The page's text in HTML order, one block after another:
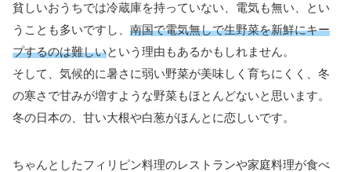
貧しいおうちでは冷蔵庫を持っていない、電気も無い、とい
うことも多いですし、 南国で電気無しで生野菜を新鮮にキー
プするのは難しいという理由もあるかもしれません。
そして、気候的に暑さに弱い野菜が美味しく育ちにくく、冬
の寒さで甘みが増すような野菜もほとんどないと思います。
冬の日本の、甘い大根や白葱がほんとに恋しいです。
ちゃんとしたフィリピン料理のレストランや家庭料理が食べ